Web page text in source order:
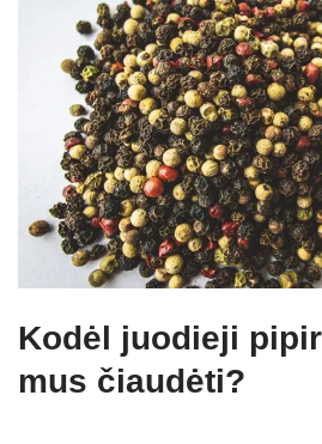
Kodėl juodieji
mus čiaudėti?